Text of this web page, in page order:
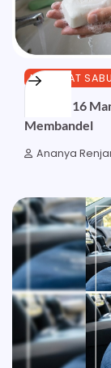
MANFAAT
Ketahui 16
Membandel
Ananya